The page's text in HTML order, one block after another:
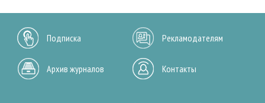
Подписка Рекламодателям
Архив журналов Контакты